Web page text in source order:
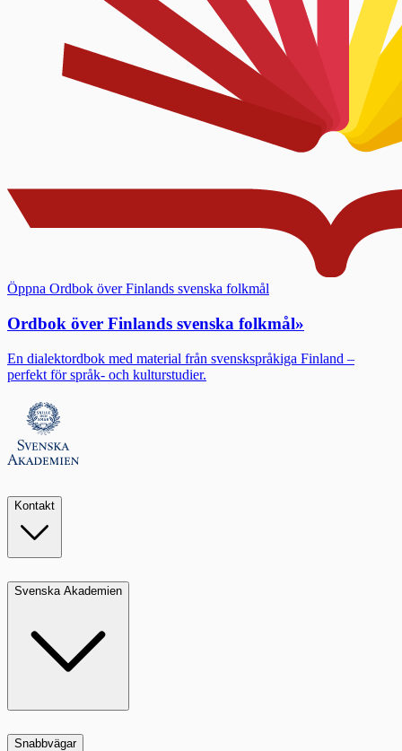
Öppna Ordbok över Finlands svenska folkmål
Ordbok över Finlands svenska folkmål»
En dialektordbok med material från svenskspråkiga Finland –
perfekt för språk- och kulturstudier.
Kontakt
Svenska Akademien
Snabbvägar